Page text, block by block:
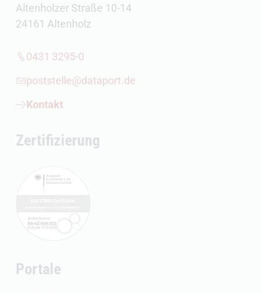
Altenholzer Straße 10-14
24161 Altenholz
0431 3295-0
poststelle@dataport.de
Kontakt
Zertifizierung
Portale